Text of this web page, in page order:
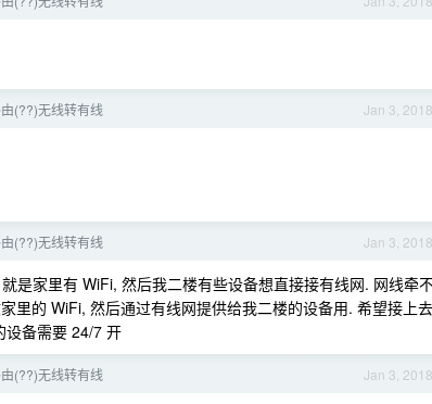
Jan 3, 2018
(??)无线转有线
Jan 3, 2018
(??)无线转有线
是家里有 WiFi, 然后我二楼有些设备想直接接有线网. 网线牵
里的 WiFi, 然后通过有线网提供给我二楼的设备用. 希望接上去
设备需要 24/7 开
Jan 3, 2018
(??)无线转有线